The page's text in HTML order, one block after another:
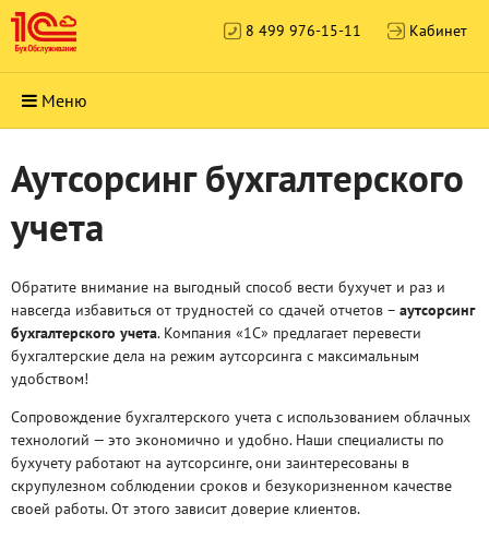
8 499 976-15-11 Кабинет
Меню
Аутсорсинг бухгалтерского
учета
Обратите внимание на выгодный способ вести бухучет и раз и
навсегда избавиться от трудностей со сдачей отчетов – аутсорсинг
бухгалтерского учета. Компания «1С» предлагает перевести
бухгалтерские дела на режим аутсорсинга с максимальным
удобством!
Сопровождение бухгалтерского учета с использованием облачных
технологий — это экономично и удобно. Наши специалисты по
бухучету работают на аутсорсинге, они заинтересованы в
скрупулезном соблюдении сроков и безукоризненном качестве
своей работы. От этого зависит доверие клиентов.